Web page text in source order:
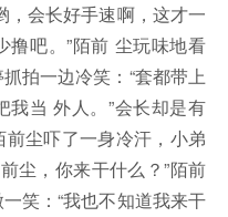
，会长好手速啊，这才一
吧。”陌前 尘玩味地看
拍一边冷笑：“套都带上
我当 外人。”会长却是有
尘吓了一身冷汗，小弟
尘，你来干什么？”陌前
笑：“我也不知道我来干